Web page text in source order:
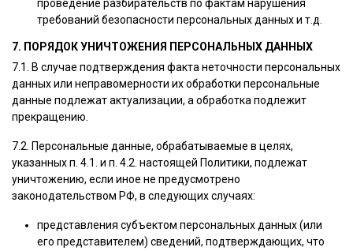
проведение разбирательств по фактам нарушения
требований безопасности персональных данных и т.д.
7. ПОРЯДОК УНИЧТОЖЕНИЯ ПЕРСОНАЛЬНЫХ ДАННЫХ
7.1. В случае подтверждения факта неточности персональных
данных или неправомерности их обработки персональные
данные подлежат актуализации, а обработка подлежит
прекращению.
7.2. Персональные данные, обрабатываемые в целях,
указанных п. 4.1. и п. 4.2. настоящей Политики, подлежат
уничтожению, если иное не предусмотрено
законодательством РФ, в следующих случаях:
представления субъектом персональных данных (или
его представителем) сведений, подтверждающих, что